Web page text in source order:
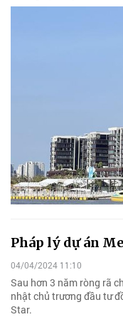
Pháp lý dự án
04/04/2024 11:10
Sau hơn 3 năm ròng rã
nhật chủ trương đầu tư
Star.